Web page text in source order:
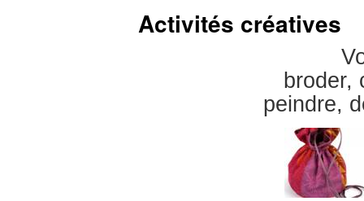
Activités créatives
broder,
peindre,